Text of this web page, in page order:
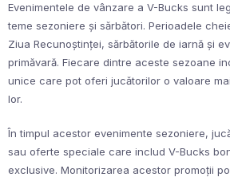
Evenimentele de vânzare a V-Bucks sunt
teme sezoniere și sărbători. Perioadele
Ziua Recunoștinței, sărbătorile de iarnă și
primăvară. Fiecare dintre aceste sezoane
unice care pot oferi jucătorilor o valoare
lor.
În timpul acestor evenimente sezoniere,
sau oferte speciale care includ V-Bucks
exclusive. Monitorizarea acestor promoții